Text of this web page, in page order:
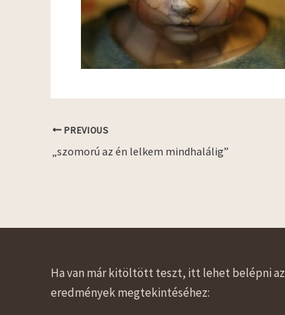
PREVIOUS
„szomorú az én lelkem mindhalálig”
Ha van már kitöltött teszt, itt lehet belépni az
eredmények megtekintéséhez: